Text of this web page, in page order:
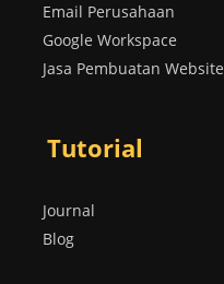
Email Perusahaan
Google Workspace
Jasa Pembuatan Website
Tutorial
Journal
Blog